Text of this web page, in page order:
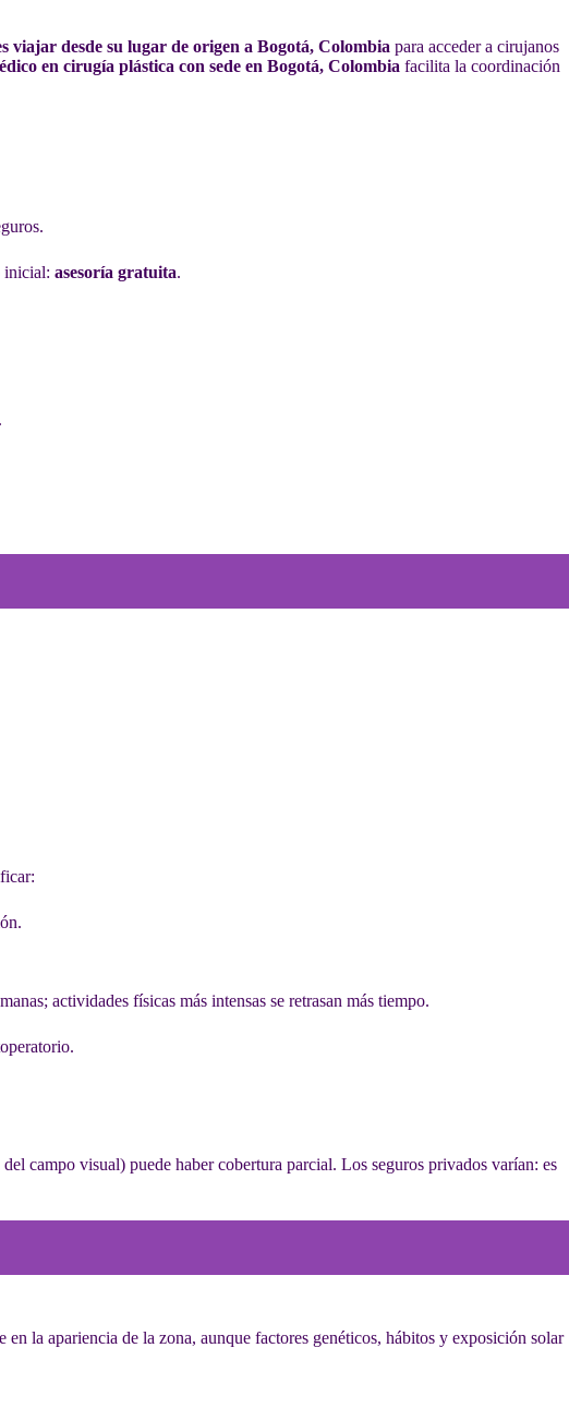
viajar desde su lugar de origen a Bogotá, Colombia para acceder a cirujanos
en cirugía plástica con sede en Bogotá, Colombia facilita la coordinación
inicial: asesoría gratuita.
actividades físicas más intensas se retrasan más tiempo.
campo visual) puede haber cobertura parcial. Los seguros privados varían: es
la apariencia de la zona, aunque factores genéticos, hábitos y exposición solar